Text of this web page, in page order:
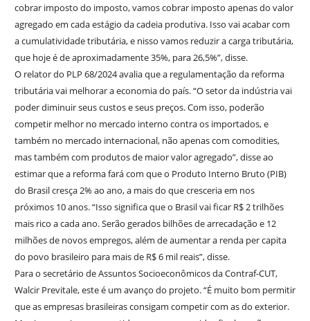
cobrar imposto do imposto, vamos cobrar imposto apenas do valor
agregado em cada estágio da cadeia produtiva. Isso vai acabar com
a cumulatividade tributária, e nisso vamos reduzir a carga tributária,
que hoje é de aproximadamente 35%, para 26,5%”, disse.
O relator do PLP 68/2024 avalia que a regulamentação da reforma
tributária vai melhorar a economia do país. “O setor da indústria vai
poder diminuir seus custos e seus preços. Com isso, poderão
competir melhor no mercado interno contra os importados, e
também no mercado internacional, não apenas com comodities,
mas também com produtos de maior valor agregado”, disse ao
estimar que a reforma fará com que o Produto Interno Bruto (PIB)
do Brasil cresça 2% ao ano, a mais do que cresceria em nos
próximos 10 anos. “Isso significa que o Brasil vai ficar R$ 2 trilhões
mais rico a cada ano. Serão gerados bilhões de arrecadação e 12
milhões de novos empregos, além de aumentar a renda per capita
do povo brasileiro para mais de R$ 6 mil reais”, disse.
Para o secretário de Assuntos Socioeconômicos da Contraf-CUT,
Walcir Previtale, este é um avanço do projeto. “É muito bom permitir
que as empresas brasileiras consigam competir com as do exterior.